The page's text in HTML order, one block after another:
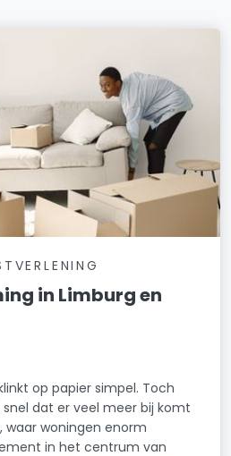
in Limburg en
op papier simpel. Toch
dat er veel meer bij komt
waar woningen enorm
in het centrum van